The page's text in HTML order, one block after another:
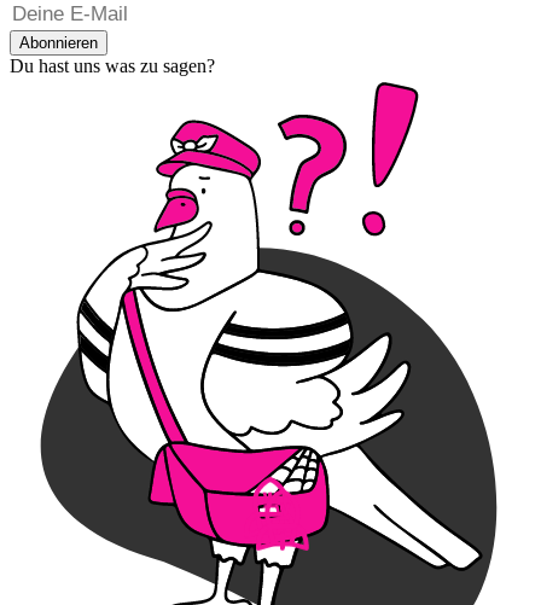
Abonnieren
Du hast uns was zu sagen?